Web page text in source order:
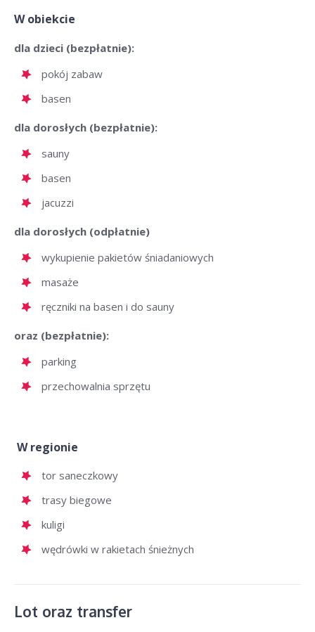
W obiekcie
dla dzieci (bezpłatnie):
pokój zabaw
basen
dla dorosłych (bezpłatnie):
sauny
basen
jacuzzi
dla dorosłych (odpłatnie)
wykupienie pakietów śniadaniowych
masaże
ręczniki na basen i do sauny
oraz (bezpłatnie):
parking
przechowalnia sprzętu
W regionie
tor saneczkowy
trasy biegowe
kuligi
wędrówki w rakietach śnieżnych
Lot oraz transfer